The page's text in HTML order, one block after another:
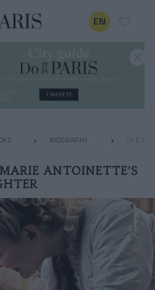
EN
BIOGRAPHY THE
ANTOINETTE’S